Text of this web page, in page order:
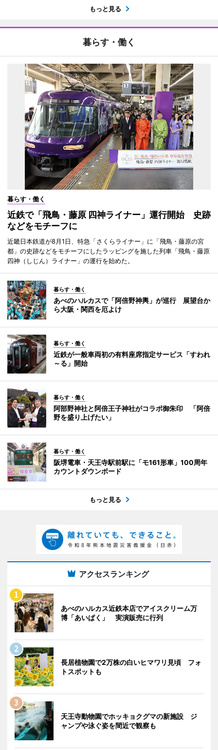
もっと見る
暮らす・働く
暮らす・働く
近鉄で「飛鳥・藤原 四神ライナー」運行開始 史跡
などをモチーフに
近畿日本鉄道が8月1日、特急「さくらライナー」に「飛鳥・藤原の宮
都」の史跡などをモチーフにしたラッピングを施した列車「飛鳥・藤原
四神（しじん）ライナー」の運行を始めた。
暮らす・働く
あべのハルカスで「阿倍野神輿」が巡行 展望台か
ら大阪・関西を厄よけ
暮らす・働く
近鉄が一般車両初の有料座席指定サービス「すわれ
～る」開始
暮らす・働く
阿部野神社と阿倍王子神社がコラボ御朱印 「阿倍
野を盛り上げたい」
暮らす・働く
阪堺電車・天王寺駅前駅に「モ161形車」100周年
カウントダウンボード
もっと見る
アクセスランキング
あべのハルカス近鉄本店でアイスクリーム万
博「あいぱく」 実演販売に行列
長居植物園で2万株の白いヒマワリ見頃 フォ
トスポットも
天王寺動物園でホッキョクグマの新施設 ジ
ャンプや泳ぐ姿を間近で観察も